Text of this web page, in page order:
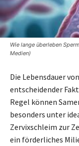
Wie lange überleben
Medien)
Die Lebensdauer
entscheidender
Regel können
besonders unter
Zervixschleim zur
ein förderliches